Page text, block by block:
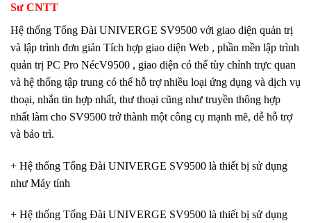
Sư CNTT
Hệ thống Tổng Đài UNIVERGE SV9500 với giao diện quản trị
và lập trình đơn giản Tích hợp giao diện Web , phần mền lập trình
quản trị PC Pro NécV9500 , giao diện có thể tùy chỉnh trực quan
và hệ thống tập trung có thể hỗ trợ nhiều loại ứng dụng và dịch vụ
thoại, nhắn tin hợp nhất, thư thoại cũng như truyền thông hợp
nhất làm cho SV9500 trở thành một công cụ mạnh mẽ, dễ hỗ trợ
và bảo trì.
+ Hệ thống Tổng Đài UNIVERGE SV9500 là thiết bị sử dụng
như Máy tính
+ Hệ thống Tổng Đài UNIVERGE SV9500 là thiết bị sử dụng